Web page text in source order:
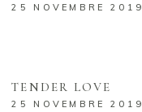
25 NOVEMBRE 2019
TENDER LOVE
25 NOVEMBRE 2019